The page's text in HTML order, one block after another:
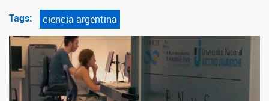
Tags: ciencia argentina